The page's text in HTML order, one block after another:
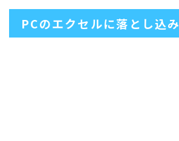
PCのエクセルに落とし込み